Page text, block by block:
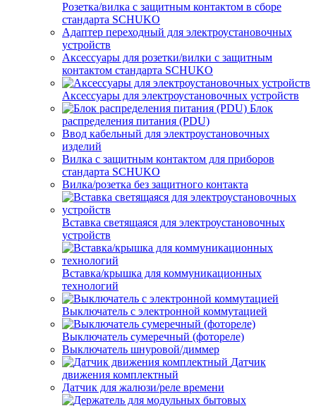
Розетка/вилка с защитным контактом в сборе
стандарта SCHUKO
Адаптер переходный для электроустановочных
устройств
Аксессуары для розетки/вилки с защитным
контактом стандарта SCHUKO
Аксессуары для электроустановочных устройств
Блок
распределения питания (PDU)
Ввод кабельный для электроустановочных
изделий
Вилка с защитным контактом для приборов
стандарта SCHUKO
Вилка/розетка без защитного контакта
Вставка светящаяся для электроустановочных
устройств
Вставка/крышка для коммуникационных
технологий
Выключатель с электронной коммутацией
Выключатель сумеречный (фотореле)
Выключатель шнуровой/диммер
Датчик
движения комплектный
Датчик для жалюзи/реле времени